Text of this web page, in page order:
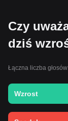
Czy
dziś
Łączna liczba
Wzrost